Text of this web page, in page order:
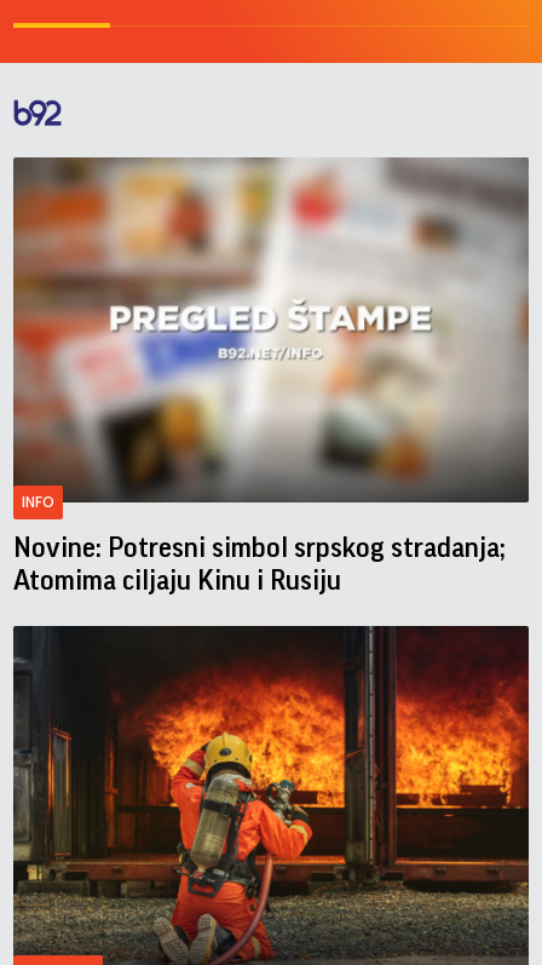
INFO
Novine: Potresni simbol srpskog stradanja;
Atomima ciljaju Kinu i Rusiju